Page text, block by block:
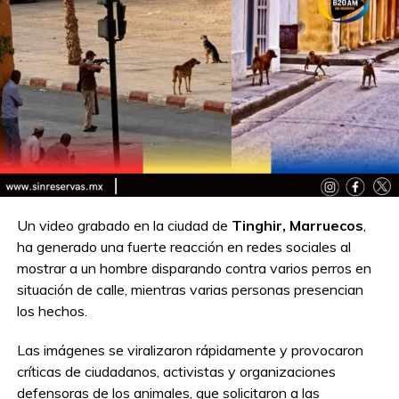
Un video grabado en la ciudad de Tinghir, Marruecos,
ha generado una fuerte reacción en redes sociales al
mostrar a un hombre disparando contra varios perros en
situación de calle, mientras varias personas presencian
los hechos.
Las imágenes se viralizaron rápidamente y provocaron
críticas de ciudadanos, activistas y organizaciones
defensoras de los animales, que solicitaron a las